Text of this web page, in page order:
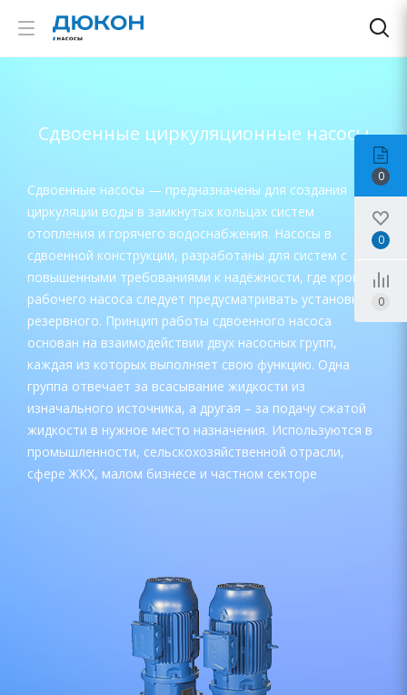
Сдвоенные циркуляционные насосы
Сдвоенные насосы — предназначены для создания
циркуляции воды в замкнутых кольцах систем
отопления и горячего водоснабжения. Насосы в
сдвоенной конструкции, разработаны для систем с
повышенными требованиями к надёжности, где кроме
рабочего насоса следует предусматривать установку
резервного. Принцип работы сдвоенного насоса
основан на взаимодействии двух насосных групп,
каждая из которых выполняет свою функцию. Одна
группа отвечает за всасывание жидкости из
изначального источника, а другая – за подачу сжатой
жидкости в нужное место назначения. Используются в
промышленности, сельскохозяйственной отрасли,
сфере ЖКХ, малом бизнесе и частном секторе
0
0
0